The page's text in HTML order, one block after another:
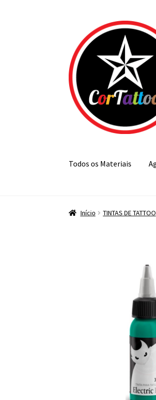
para
navegação
para
conteúdo
Todos os Materiais
Início TINTAS DE TATTOO